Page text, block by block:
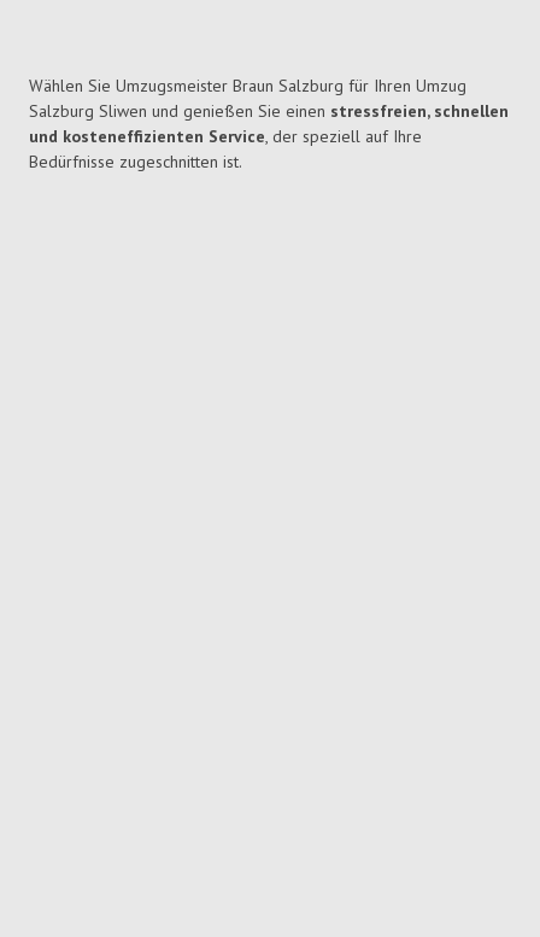
Wählen Sie Umzugsmeister Braun Salzburg für Ihren Umzug
Salzburg Sliwen und genießen Sie einen stressfreien, schnellen
und kosteneffizienten Service, der speziell auf Ihre
Bedürfnisse zugeschnitten ist.